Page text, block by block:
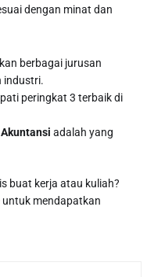
dengan minat dan
berbagai jurusan
industri.
peringkat 3 terbaik di
adalah yang
buat kerja atau kuliah?
untuk mendapatkan